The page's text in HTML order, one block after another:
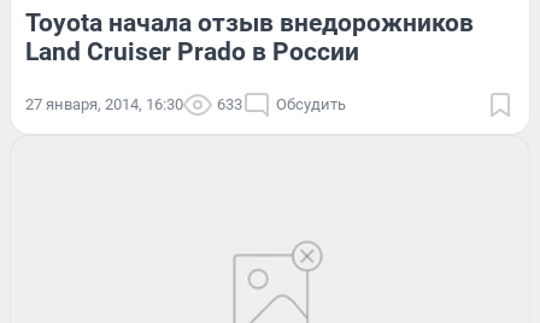
Toyota начала отзыв внедорожников
Land Cruiser Prado в России
27 января, 2014, 16:30 633 Обсудить